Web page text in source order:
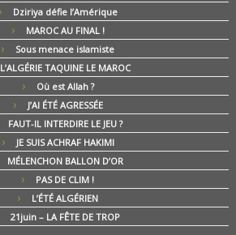
Dziriya défie l’Amérique
MAROC AU FINAL !
Sous menace islamiste
L’ALGÉRIE TAQUINE LE MAROC
Où est Allah ?
J’AI ÉTÉ AGRESSÉE
FAUT-IL INTERDIRE LE JEU ?
JE SUIS ACHRAF HAKIMI
MÉLENCHON BALLON D’OR
PAS DE CLIM !
L’ÉTÉ ALGÉRIEN
21juin – LA FÊTE DE TROP